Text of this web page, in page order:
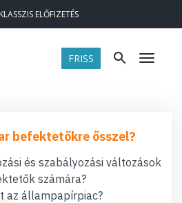
ELŐFIZETÉS
FRISS Menü
befektetőkre ősszel?
és szabályozási változások
számára?
az állampapírpiac?